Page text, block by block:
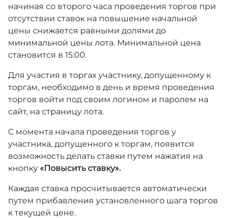
начиная со второго часа проведения торгов при
отсутствии ставок на повышение начальной
цены снижается равными долями до
минимальной цены лота. Минимальной цена
становится в 15:00.
Для участия в торгах участнику, допущенному к
торгам, необходимо в день и время проведения
торгов войти под своим логином и паролем на
сайт, на страницу лота.
С момента начала проведения торгов у
участника, допущенного к торгам, появится
возможность делать ставки путем нажатия на
кнопку «Повысить ставку».
Каждая ставка просчитывается автоматически
путем прибавления установленного шага торгов
к текущей цене.